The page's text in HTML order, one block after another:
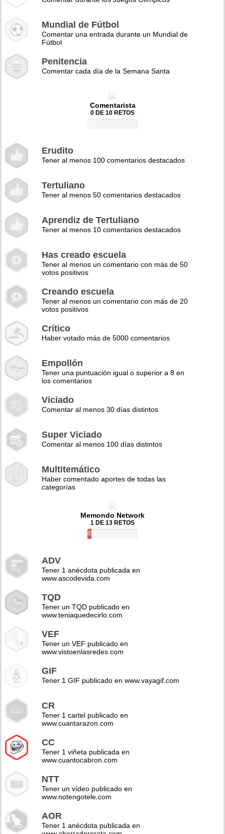
Mundial de Fútbol
Comentar una entrada durante un Mundial de
Fútbol
Penitencia
Comentar cada día de la Semana Santa
Comentarista
0 DE 10 RETOS
Erudito
Tener al menos 100 comentarios destacados
Tertuliano
Tener al menos 50 comentarios destacados
Aprendiz de Tertuliano
Tener al menos 10 comentarios destacados
Has creado escuela
Tener al menos un comentario con más de 50
votos positivos
Creando escuela
Tener al menos un comentario con más de 20
votos positivos
Crítico
Haber votado más de 5000 comentarios
Empollón
Tener una puntuación igual o superior a 8 en
los comentarios
Viciado
Comentar al menos 30 días distintos
Super Viciado
Comentar al menos 100 días distintos
Multitemático
Haber comentado aportes de todas las
categorías
Memondo Network
1 DE 13 RETOS
8%
ADV
Tener 1 anécdota publicada en
www.ascodevida.com
TQD
Tener un TQD publicado en
www.teniaquedecirlo.com
VEF
Tener un VEF publicado en
www.vistoenlasredes.com
GIF
Tener 1 GIF publicado en www.vayagif.com
CR
Tener 1 cartel publicado en
www.cuantarazon.com
CC
Tener 1 viñeta publicada en
www.cuantocabron.com
NTT
Tener un vídeo publicado en
www.notengotele.com
AOR
Tener 1 anécdota publicada en